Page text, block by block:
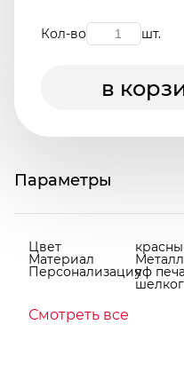
Кол-во шт.
в
Параметры
Цвет
Материал Металл
Персонализацияуф
Смотреть все